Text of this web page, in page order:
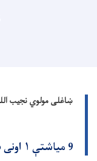
ښاغلی مولوي نجیب
9 میاشتې ۱ اونی ago